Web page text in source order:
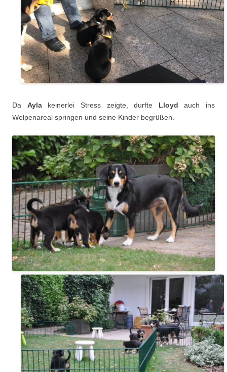
Da Aylakeinerlei Stress zeigte, durfte Lloyd auch ins
Welpenareal springen und seine Kinder begrüßen.